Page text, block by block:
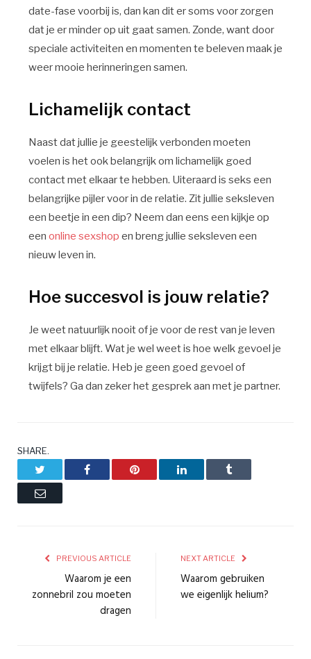
date-fase voorbij is, dan kan dit er soms voor zorgen
dat je er minder op uit gaat samen. Zonde, want door
speciale activiteiten en momenten te beleven maak je
weer mooie herinneringen samen.
Lichamelijk contact
Naast dat jullie je geestelijk verbonden moeten
voelen is het ook belangrijk om lichamelijk goed
contact met elkaar te hebben. Uiteraard is seks een
belangrijke pijler voor in de relatie. Zit jullie seksleven
een beetje in een dip? Neem dan eens een kijkje op
een online sexshop en breng jullie seksleven een
nieuw leven in.
Hoe succesvol is jouw relatie?
Je weet natuurlijk nooit of je voor de rest van je leven
met elkaar blijft. Wat je wel weet is hoe welk gevoel je
krijgt bij je relatie. Heb je geen goed gevoel of
twijfels? Ga dan zeker het gesprek aan met je partner.
SHARE.
Facebook Pinterest LinkedIn Tumblr
Email
PREVIOUS ARTICLE
Waarom je een
zonnebril zou moeten
dragen
NEXT ARTICLE
Waarom gebruiken
we eigenlijk helium?